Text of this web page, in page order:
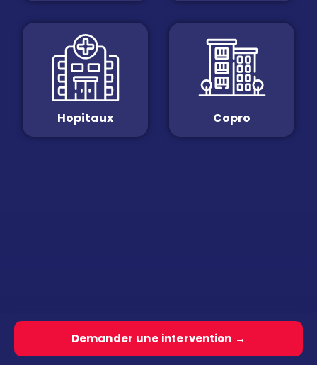
Hopitaux Copro
Demander une intervention →